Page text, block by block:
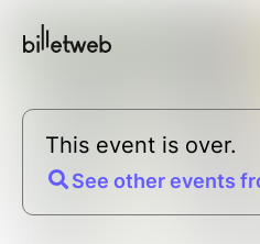
This event is over.
See other events